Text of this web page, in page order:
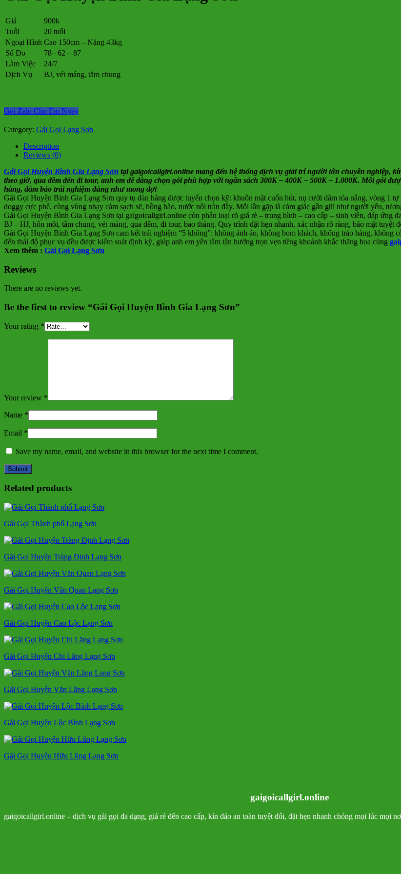
Giá
900k
Tuổi
20 tuổi
Ngoại Hình Cao 150cm – Nặng 43kg
Số Đo
78– 62 – 87
Làm Việc
24/7
Dịch Vụ
BJ, vét máng, tắm chung
Gọi Zalo Cho Em Ngay
Category: Gái Gọi Lạng Sơn
Description
Reviews (0)
Gái Gọi Huyện Bình Gia Lạng Sơn tại gaigoicallgirl.online mang đến hệ thống dịch vụ giải trí người lớn chuyên nghiệp,
theo giờ, qua đêm đến đi tour, anh em dễ dàng chọn gói phù hợp với ngân sách 300K – 400K – 500K – 1.000K. Mỗi gói
hàng, đảm bảo trải nghiệm đúng như mong đợi
Gái Gọi Huyện Bình Gia Lạng Sơn quy tụ dàn hàng được tuyển chọn kỹ: khuôn mặt cuốn hút, nụ cười dâm tỏa nắng, vòng 1
doggy cực phê, cùng vùng nhạy cảm sạch sẽ, hồng hào, nước nôi tràn đầy. Mỗi lần gặp là cảm giác gần gũi như người yêu,
Gái Gọi Huyện Bình Gia Lạng Sơn tại gaigoicallgirl.online còn phân loại rõ giá rẻ – trung bình – cao cấp – sinh viên, đáp ứng
BJ – HJ, hôn môi, tắm chung, vét máng, qua đêm, đi tour, bao tháng. Quy trình đặt hẹn nhanh, xác nhận rõ ràng, bảo mật tuyệt
Gái Gọi Huyện Bình Gia Lạng Sơn cam kết trải nghiệm “5 không”: không ảnh ảo, không bom khách, không tráo hàng, không
đến thái độ phục vụ đều được kiểm soát định kỳ, giúp anh em yên tâm tận hưởng trọn vẹn từng khoảnh khắc thăng hoa cùng
Xem thêm : Gái Gọi Lạng Sơn
Reviews
There are no reviews yet.
Be the first to review “Gái Gọi Huyện Bình Gia Lạng Sơn”
Your rating *
Your review *
Name *
Email *
Save my name, email, and website in this browser for the next time I comment.
Related products
Gái Gọi Thành phố Lạng Sơn
Gái Gọi Huyện Tràng Định Lạng Sơn
Gái Gọi Huyện Văn Quan Lạng Sơn
Gái Gọi Huyện Cao Lộc Lạng Sơn
Gái Gọi Huyện Chi Lăng Lạng Sơn
Gái Gọi Huyện Văn Lãng Lạng Sơn
Gái Gọi Huyện Lộc Bình Lạng Sơn
Gái Gọi Huyện Hữu Lũng Lạng Sơn
gaigoicallgirl.online
gaigoicallgirl.online – dịch vụ gái gọi đa dạng, giá rẻ đến cao cấp, kín đáo an toàn tuyệt đối, đặt hẹn nhanh chóng mọi lúc mọi